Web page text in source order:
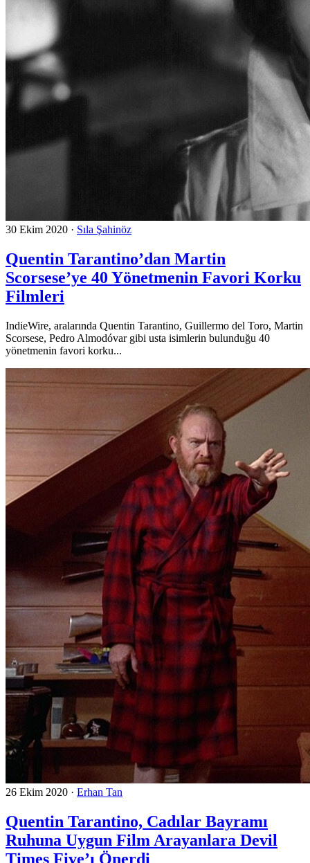
30 Ekim 2020 · Sıla Şahinöz
Quentin Tarantino’dan Martin
Scorsese’ye 40 Yönetmenin Favori Korku
Filmleri
IndieWire, aralarında Quentin Tarantino, Guillermo del Toro, Martin
Scorsese, Pedro Almodóvar gibi usta isimlerin bulunduğu 40
yönetmenin favori korku...
26 Ekim 2020 · Erhan Tan
Quentin Tarantino, Cadılar Bayramı
Ruhuna Uygun Film Arayanlara Devil
Times Five’ı Önerdi